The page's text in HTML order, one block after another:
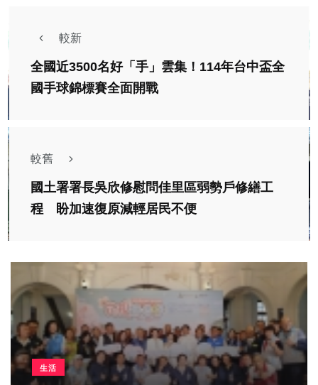
較新
全國近3500名好「手」雲集！114年台中盃全
國手球錦標賽全面開戰
較舊
國土署署長吳欣修慰問佳里區弱勢戶修繕工
程 盼加速復原減輕居民不便
生活